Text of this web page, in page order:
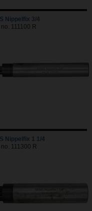
Nippelfix 3/4
no. 111100 R
Nippelfix 1 1/4
no. 111300 R